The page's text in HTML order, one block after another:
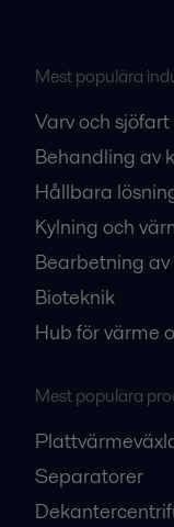
Mest populära
Varv och sjöfart
Behandling av
Hållbara
Kylning och
Bearbetning
Bioteknik
Hub för värme
Mest populära
Separatorer